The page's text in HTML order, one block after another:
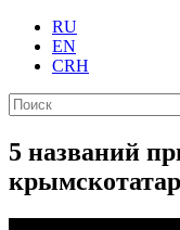
RU
EN
CRH
5 названий